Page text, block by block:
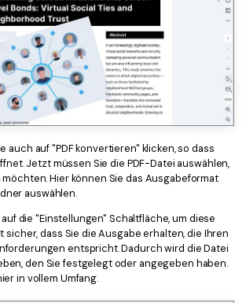
auch auf "PDF konvertieren" klicken, so dass
Jetzt müssen Sie die PDF-Datei auswählen,
Hier können Sie das Ausgabeformat
auswählen.
die "Einstellungen" Schaltfläche, um diese
sicher, dass Sie die Ausgabe erhalten, die Ihren
entspricht. Dadurch wird die Datei
den Sie festgelegt oder angegeben haben.
in vollem Umfang.